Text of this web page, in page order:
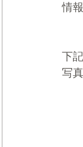
情
下
写